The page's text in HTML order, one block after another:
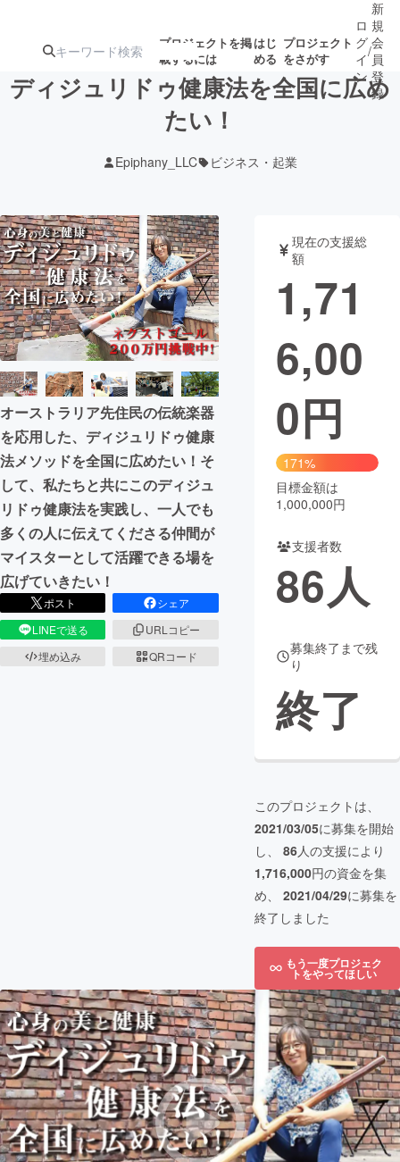
プロジェクトを掲
載するには
はじ
める
プロジェクト
をさがす
ターン
ジェクト
募集終了が近いプ
ロジェクト
アート・写真 音楽
テクノロジー・ガジェット ゲーム・サ
映像・映画
ビジネス・起業
まちづくり・地域活性化
CAMPFIRE for Social Good
CAMPFIRE Creation
CAMPFIREふるさと納税machi-ya コミュニティ
ロ
グ
イ
ン
/
新
規
会
員
登
録
ディジュリドゥ健康法を全国に広め
たい！
Epiphany_LLC ビジネス・起業
オーストラリア先住民の伝統楽器
を応用した、ディジュリドゥ健康
法メソッドを全国に広めたい！そ
して、私たちと共にこのディジュ
リドゥ健康法を実践し、一人でも
多くの人に伝えてくださる仲間が
マイスターとして活躍できる場を
広げていきたい！
ポスト
シェア
LINEで送る
URLコピー
埋め込み
QRコード
現在の支援総
額
1,71
6,00
0円
171%
目標金額は
1,000,000円
支援者数
86人
募集終了まで残
り
終了
このプロジェクトは、
2021/03/05に募集を開始
し、 86人の支援により
1,716,000円の資金を集
め、 2021/04/29に募集を
終了しました
もう一度プロジェク
トをやってほしい